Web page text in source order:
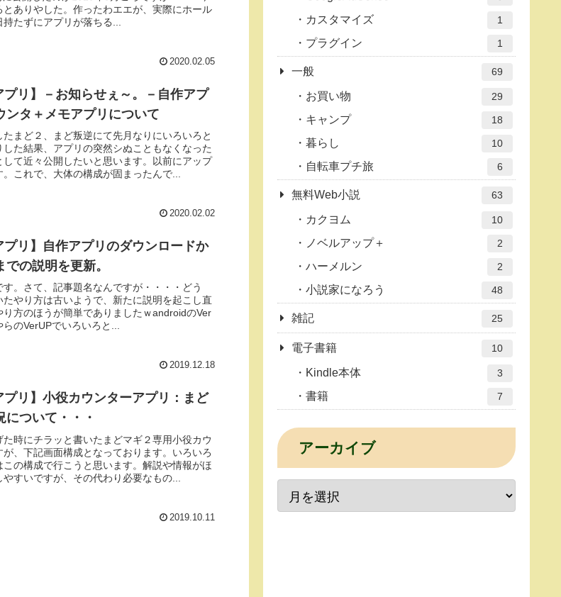
とありやした。作ったわエエが、実際にホール
たずにアプリが落ちる...
2020.02.05
プリ】－お知らせぇ～。－自作アプ
ンタ＋メモアプリについて
まど２、まど叛逆にて先月なりにいろいろと
た結果、アプリの突然シぬこともなくなった
して近々公開したいと思います。以前にアップ
。これで、大体の構成が固まったんで...
2020.02.02
プリ】自作アプリのダウンロードか
の説明を更新。
。さて、記事題名なんですが・・・・どう
たやり方は古いようで、新たに説明を起こし直
り方のほうが簡単でありましたｗandroidのVer
のVerUPでいろいろと...
2019.12.18
プリ】小役カウンターアプリ：まど
について・・・
時にチラッと書いたまどマギ２専用小役カウ
が、下記画面構成となっております。いろいろ
この構成で行こうと思います。解説や情報がほ
すいですが、その代わり必要なもの...
2019.10.11
カスタマイズ 1
プラグイン 1
一般 69
お買い物 29
キャンプ 18
暮らし 10
自転車プチ旅 6
無料Web小説 63
カクヨム 10
ノベルアップ＋ 2
ハーメルン 2
小説家になろう 48
雑記 25
電子書籍 10
Kindle本体 3
書籍 7
アーカイブ